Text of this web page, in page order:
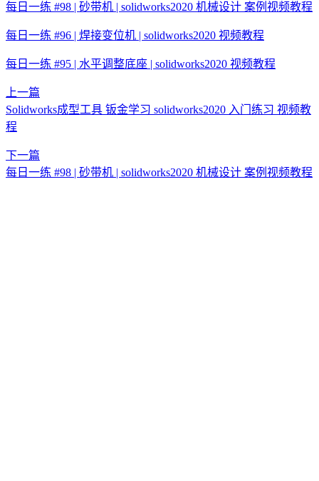
每日一练 #98 | 砂带机 | solidworks2020 机械设计 案例视频教程
每日一练 #96 | 焊接变位机 | solidworks2020 视频教程
每日一练 #95 | 水平调整底座 | solidworks2020 视频教程
上一篇
Solidworks成型工具 钣金学习 solidworks2020 入门练习 视频教
程
下一篇
每日一练 #98 | 砂带机 | solidworks2020 机械设计 案例视频教程